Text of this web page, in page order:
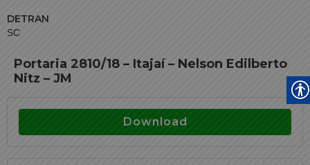
DETRAN
SC
Portaria 2810/18 – Itajaí – Nelson Edilberto
Nitz – JM
Download